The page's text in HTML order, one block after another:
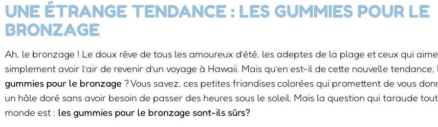
UNE ÉTRANGE TENDANCE : LES GUMMIES POUR LE
BRONZAGE
Ah, le bronzage ! Le doux rêve de tous les amoureux d’été, les adeptes de la plage et ceux qui
simplement avoir l’air de revenir d’un voyage à Hawaii. Mais qu’en est-il de cette nouvelle tendance,
gummies pour le bronzage ? Vous savez, ces petites friandises colorées qui promettent de vous
un hâle doré sans avoir besoin de passer des heures sous le soleil. Mais la question qui taraude
monde est : les gummies pour le bronzage sont-ils sûrs?